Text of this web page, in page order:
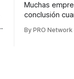
Muchas
conclusión
marketing no
By PRO Network